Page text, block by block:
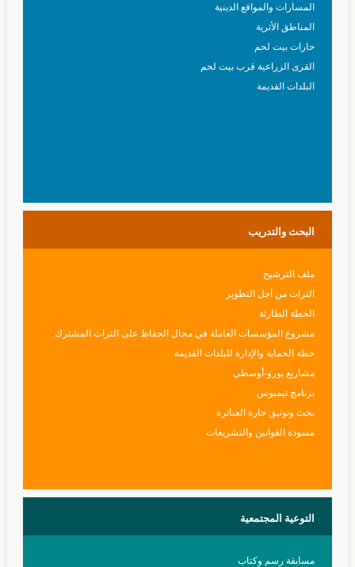
المسارات والمواقع الدينية
المناطق الأثرية
حارات بيت لحم
القرى الزراعية قرب بيت لحم
البلدات القديمة
البحث والتدريب
ملف الترشيح
التراث من أجل التطوير
الخطة الطارئة
مشروع المؤسسات العاملة في مجال الحفاظ على التراث المشترك
خطة الحماية والإدارة للبلدات القديمة
مشاريع يورو-أوسطي
برنامج تيمبوس
بحث وتوثيق حارة العناترة
مسودة القوانين والتشريعات
التوعية المجتمعية
مسابقة رسم وكتاب